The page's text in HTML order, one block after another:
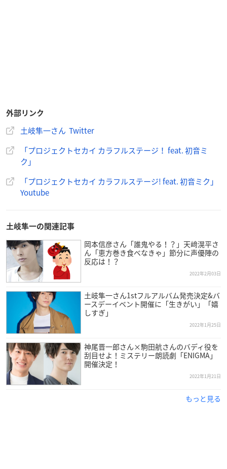
外部リンク
土岐隼一さん Twitter
「プロジェクトセカイ カラフルステージ！ feat. 初音ミ
ク」
「プロジェクトセカイ カラフルステージ! feat. 初音ミク」
Youtube
土岐隼一の関連記事
岡本信彦さん「誰鬼やる！？」天﨑滉平さ
ん「恵方巻き食べなきゃ」節分に声優陣の
反応は！？
2022年2月03日
土岐隼一さん1stフルアルバム発売決定&バ
ースデーイベント開催に「生きがい」「嬉
しすぎ」
2022年1月25日
神尾晋一郎さん×駒田航さんのバディ役を
刮目せよ！ミステリー朗読劇「ENIGMA」
開催決定！
2022年1月21日
もっと見る